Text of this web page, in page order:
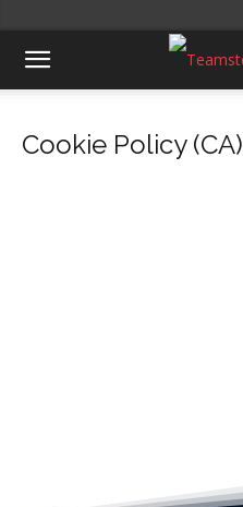
Cookie Policy (CA)